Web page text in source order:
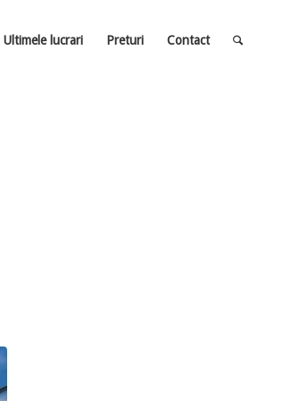
Ultimele lucrari Preturi Contact